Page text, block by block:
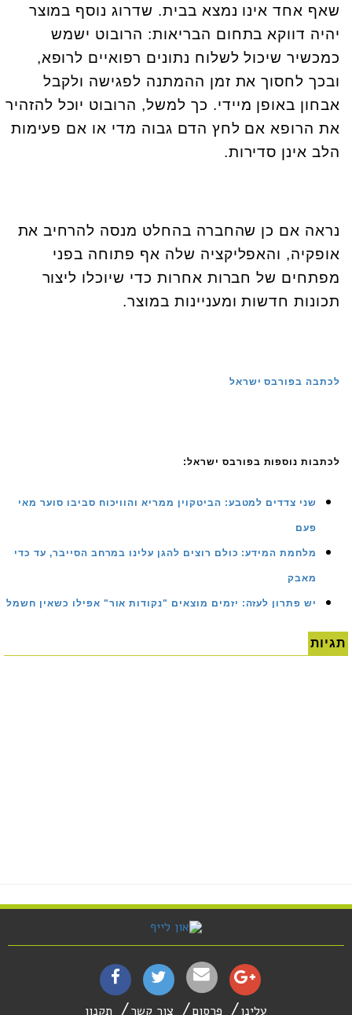
שאף אחד אינו נמצא בבית. שדרוג נוסף במוצר
יהיה דווקא בתחום הבריאות: הרובוט ישמש
כמכשיר שיכול לשלוח נתונים רפואיים לרופא,
ובכך לחסוך את זמן ההמתנה לפגישה ולקבל
אבחון באופן מיידי. כך למשל, הרובוט יוכל להזהיר
את הרופא אם לחץ הדם גבוה מדי או אם פעימות
הלב אינן סדירות.
נראה אם כן שהחברה בהחלט מנסה להרחיב את
אופקיה, והאפליקציה שלה אף פתוחה בפני
מפתחים של חברות אחרות כדי שיוכלו ליצור
תכונות חדשות ומעניינות במוצר.
לכתבה בפורבס ישראל
לכתבות נוספות בפורבס ישראל:
שני צדדים למטבע: הביטקוין ממריא והוויכוח סביבו סוער מאי
פעם
מלחמת המידע: כולם רוצים להגן עלינו במרחב הסייבר, עד כדי
מאבק
יש פתרון לעזה: יזמים מוצאים "נקודות אור" אפילו כשאין חשמל
תגיות
עלינו פרסום צור קשר תקנון